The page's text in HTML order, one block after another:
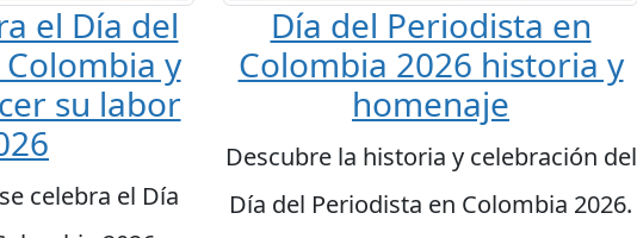
el Día del
y
su labor
celebra el Día
Día del Periodista en
Colombia 2026 historia y
homenaje
Descubre la historia y celebración del
Día del Periodista en Colombia 2026.